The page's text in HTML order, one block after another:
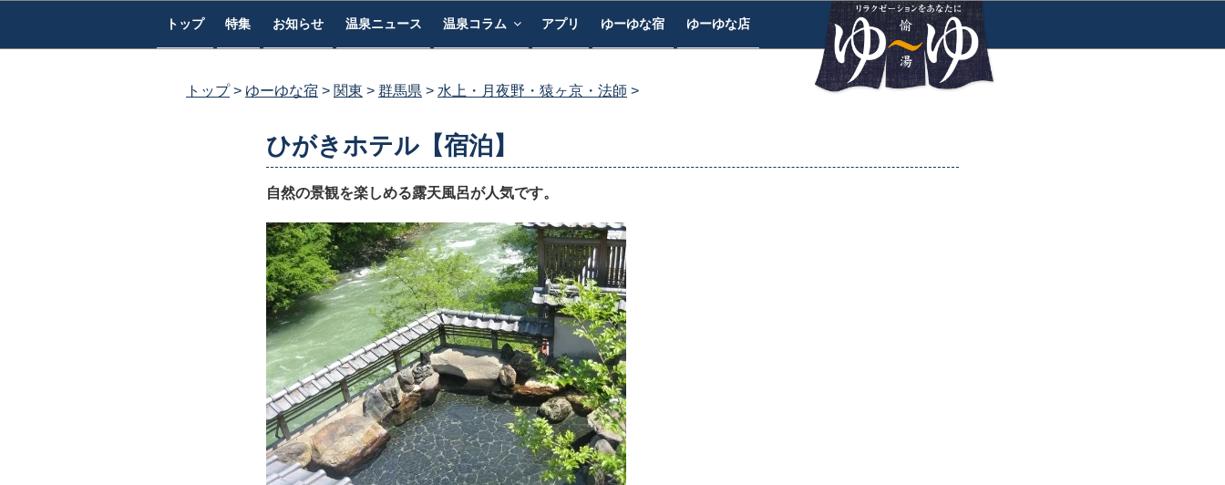
トップ 特集 お知らせ 温泉ニュース 温泉コラム アプリ ゆーゆな宿 ゆーゆな店
トップ ゆーゆな宿 関東 群馬県 水上・月夜野・猿ヶ京・法師
ひがきホテル【宿泊】
自然の景観を楽しめる露天風呂が人気です。